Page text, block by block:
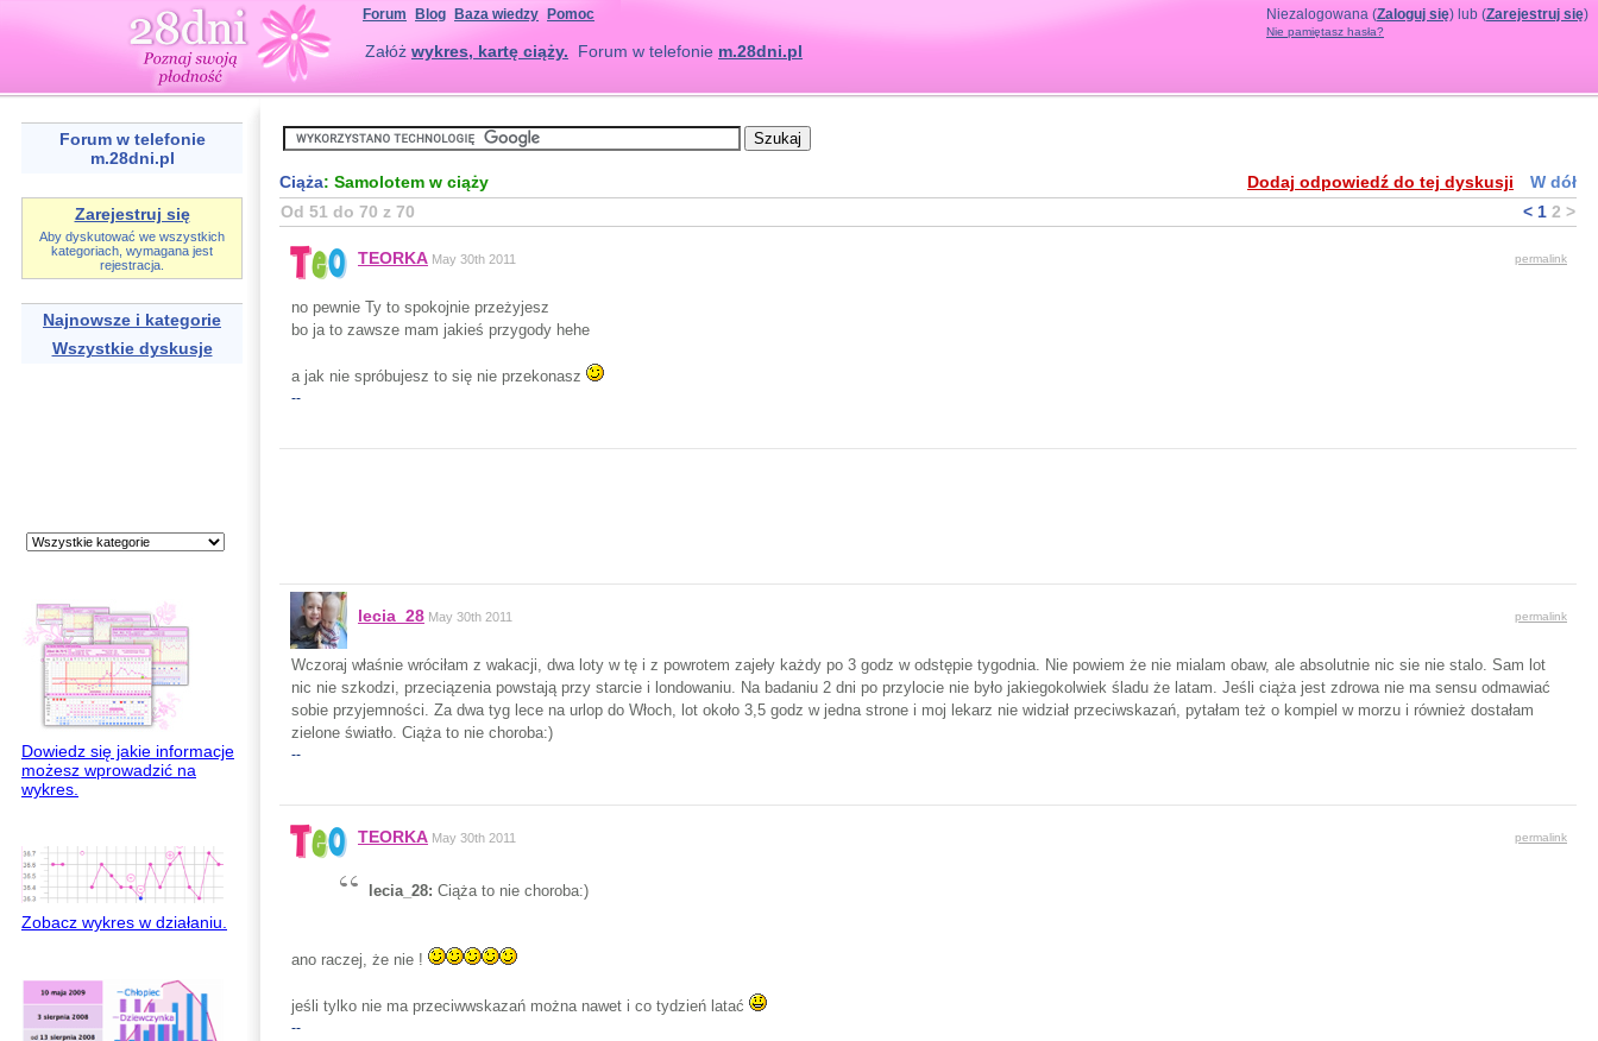
Niezalogowana (Zaloguj się) lub (Zarejestruj się)
Nie pamiętasz hasła?
Forum Blog Baza wiedzy Pomoc
Załóż wykres, kartę ciąży. Forum w telefonie m.28dni.pl
Forum w telefonie
m.28dni.pl
Zarejestruj się
Aby dyskutować we wszystkich
kategoriach, wymagana jest
rejestracja.
Najnowsze i kategorie
Wszystkie dyskusje
Dowiedz się jakie informacje
możesz wprowadzić na
wykres.
Zobacz wykres w działaniu.
Ciąża: Samolotem w ciąży Dodaj odpowiedź do tej dyskusji
W dół
Od 51 do 70 z 70
< 1 2 >
TEORKA May 30th 2011 permalink
no pewnie Ty to spokojnie przeżyjesz
bo ja to zawsze mam jakieś przygody hehe
a jak nie spróbujesz to się nie przekonasz
--
lecia_28 May 30th 2011 permalink
Wczoraj właśnie wróciłam z wakacji, dwa loty w tę i z powrotem zajeły każdy po 3 godz w odstępie tygodnia. Nie powiem że nie mialam obaw, ale absolutnie nic sie nie stalo. Sam lot
nic nie szkodzi, przeciązenia powstają przy starcie i londowaniu. Na badaniu 2 dni po przylocie nie było jakiegokolwiek śladu że latam. Jeśli ciąża jest zdrowa nie ma sensu odmawiać
sobie przyjemności. Za dwa tyg lece na urlop do Włoch, lot około 3,5 godz w jedna strone i moj lekarz nie widział przeciwskazań, pytałam też o kompiel w morzu i również dostałam
zielone światło. Ciąża to nie choroba:)
--
TEORKA May 30th 2011 permalink
lecia_28: Ciąża to nie choroba:)
ano raczej, że nie !
jeśli tylko nie ma przeciwwskazań można nawet i co tydzień latać
--